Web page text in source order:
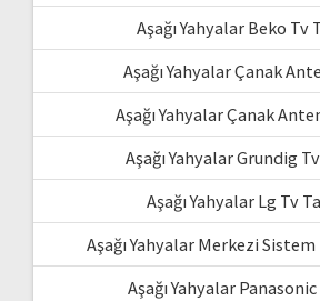
Aşağı Yahyalar Beko Tv
Aşağı Yahyalar Çanak
Aşağı Yahyalar Çanak
Aşağı Yahyalar Grundig
Aşağı Yahyalar Lg Tv
Aşağı Yahyalar Merkezi
Aşağı Yahyalar